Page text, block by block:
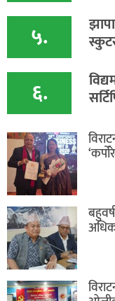
५.
६.